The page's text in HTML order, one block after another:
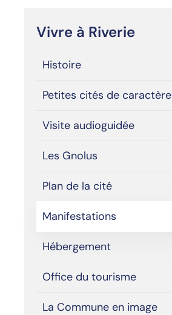
Vivre à Riverie
Histoire
Petites cités de caractère
Visite audioguidée
Les Gnolus
Plan de la cité
Manifestations
Hébergement
Office du tourisme
La Commune en image